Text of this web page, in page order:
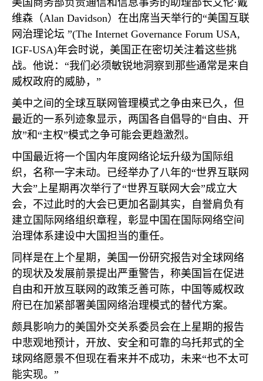
美国商务部负责通信和信息事务的助理部长艾伦·戴
维森（Alan Davidson）在出席当天举行的“美国互联
网治理论坛 ”(The Internet Governance Forum USA,
IGF-USA)年会时说，美国正在密切关注着这些挑
战。他说：“我们必须敏锐地洞察到那些通常是来自
威权政府的威胁，”
美中之间的全球互联网管理模式之争由来已久，但
最近的一系列迹象显示，两国各自倡导的“自由、开
放”和“主权”模式之争可能会更趋激烈。
中国最近将一个国内年度网络论坛升级为国际组
织，名称一字未动。已经举办了八年的“世界互联网
大会”上星期再次举行了“世界互联网大会”成立大
会，不过此时的大会已更加名副其实，自誉肩负有
建立国际网络组织章程，彰显中国在国际网络空间
治理体系建设中大国担当的重任。
同样是在上个星期，美国一份研究报告对全球网络
的现状及发展前景提出严重警告，称美国旨在促进
自由和开放互联网的政策乏善可陈，中国等威权政
府已在加紧部署美国网络治理模式的替代方案。
颇具影响力的美国外交关系委员会在上星期的报告
中悲观地预计，开放、安全和可靠的乌托邦式的全
球网络愿景不但现在看来并不成功，未来“也不太可
能实现。”